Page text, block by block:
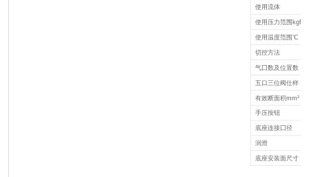
使用流体
使用压力范围kgf /
使用温度范围℃
切控方法
气囗数及位置数
五口三位阀仕样
有效断面积mm²
手压按钮
底座连接囗径
润滑
底座安装面尺寸